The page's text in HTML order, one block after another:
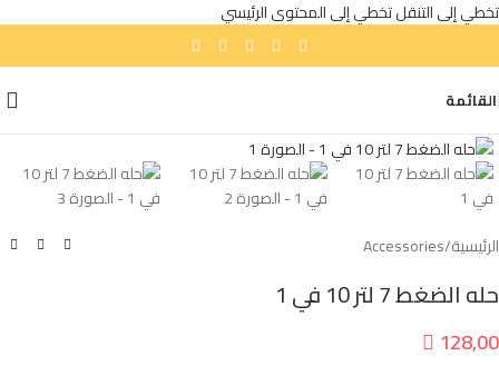
تخطي إلى التنقلتخطي إلى المحتوى الرئيسي
القائمة
الرئيسية/
Accessories
حله الضغط 7 لتر 10 في 1
 128,00